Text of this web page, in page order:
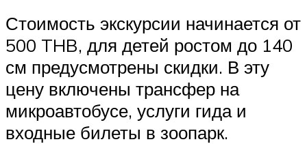
Стоимость экскурсии начинается от
500 THB, для детей ростом до 140
см предусмотрены скидки. В эту
цену включены трансфер на
микроавтобусе, услуги гида и
входные билеты в зоопарк.